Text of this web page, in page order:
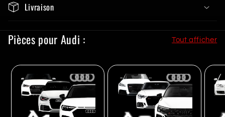
Livraison
Pièces pour Audi : Tout afficher